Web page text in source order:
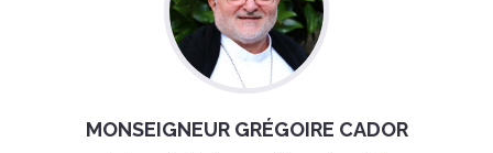
MONSEIGNEUR GRÉGOIRE CADOR